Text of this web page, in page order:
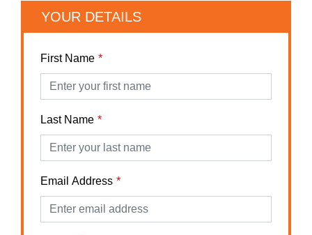
YOUR DETAILS
First Name
Last Name
Email Address